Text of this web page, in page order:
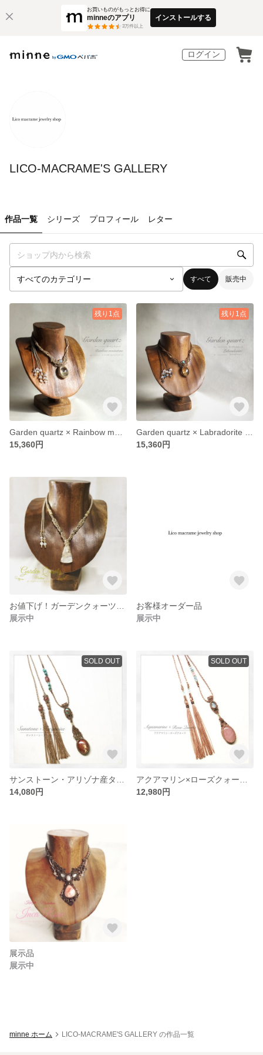
お買いものがもっとお得に
minneのアプリ
3万件以上
インストールする
ログイン
LICO-MACRAME'S GALLERY
作品一覧 シリーズ プロフィール レター
すべて 販売中
残り1点
15,360円
残り1点
15,360円
展示中
お客様オーダー品
展示中
SOLD OUT
14,080円
SOLD OUT
12,980円
展示品
展示中
minne ホーム LICO-MACRAME'S GALLERY の作品一覧